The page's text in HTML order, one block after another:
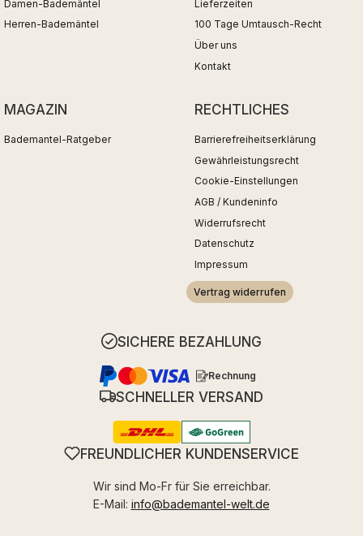
Damen-Bademäntel
Herren-Bademäntel
Lieferzeiten
100 Tage Umtausch-Recht
Über uns
Kontakt
MAGAZIN
Bademantel-Ratgeber
RECHTLICHES
Barrierefreiheitserklärung
Gewährleistungsrecht
Cookie-Einstellungen
AGB / Kundeninfo
Widerrufsrecht
Datenschutz
Impressum
Vertrag widerrufen
SICHERE BEZAHLUNG
Rechnung
SCHNELLER VERSAND
FREUNDLICHER KUNDENSERVICE
Wir sind Mo-Fr für Sie erreichbar.
E-Mail: info@bademantel-welt.de